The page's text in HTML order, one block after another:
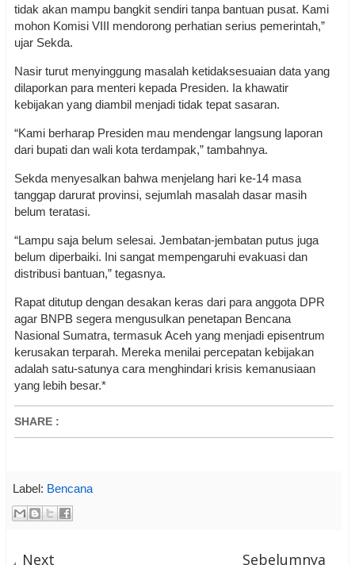
tidak akan mampu bangkit sendiri tanpa bantuan pusat. Kami
mohon Komisi VIII mendorong perhatian serius pemerintah,”
ujar Sekda.
Nasir turut menyinggung masalah ketidaksesuaian data yang
dilaporkan para menteri kepada Presiden. Ia khawatir
kebijakan yang diambil menjadi tidak tepat sasaran.
“Kami berharap Presiden mau mendengar langsung laporan
dari bupati dan wali kota terdampak,” tambahnya.
Sekda menyesalkan bahwa menjelang hari ke-14 masa
tanggap darurat provinsi, sejumlah masalah dasar masih
belum teratasi.
“Lampu saja belum selesai. Jembatan-jembatan putus juga
belum diperbaiki. Ini sangat mempengaruhi evakuasi dan
distribusi bantuan,” tegasnya.
Rapat ditutup dengan desakan keras dari para anggota DPR
agar BNPB segera mengusulkan penetapan Bencana
Nasional Sumatra, termasuk Aceh yang menjadi episentrum
kerusakan terparah. Mereka menilai percepatan kebijakan
adalah satu-satunya cara menghindari krisis kemanusiaan
yang lebih besar.*
SHARE :
Label: Bencana
Next Sebelumnya